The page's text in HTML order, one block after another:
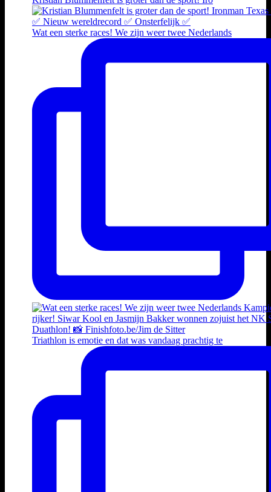
Wat een sterke races! We zijn weer twee Nederlands
Triathlon is emotie en dat was vandaag prachtig te